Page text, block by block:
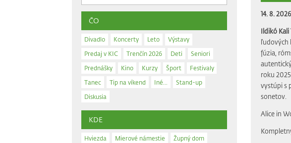
ČO
Divadlo Koncerty Leto
Výstavy
Predaj v KIC
Trenčín 2026 Deti
Seniori
Prednášky
Kino Kurzy Šport
Festivaly
Tanec
Tip na víkend Iné...
Stand-up
Diskusia
KDE
Hviezda Mierové námestie
Župný dom
14. 8.
Ildikó Kali
ľudových
fúzia,
roku
vystúpi s
sonetov.
Alice in